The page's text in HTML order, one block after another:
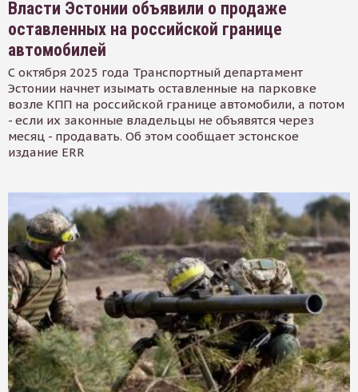
Власти Эстонии объявили о продаже
оставленных на российской границе
автомобилей
С октября 2025 года Транспортный департамент
Эстонии начнет изымать оставленные на парковке
возле КПП на российской границе автомобили, а потом
- если их законные владельцы не объявятся через
месяц - продавать. Об этом сообщает эстонское
издание ERR